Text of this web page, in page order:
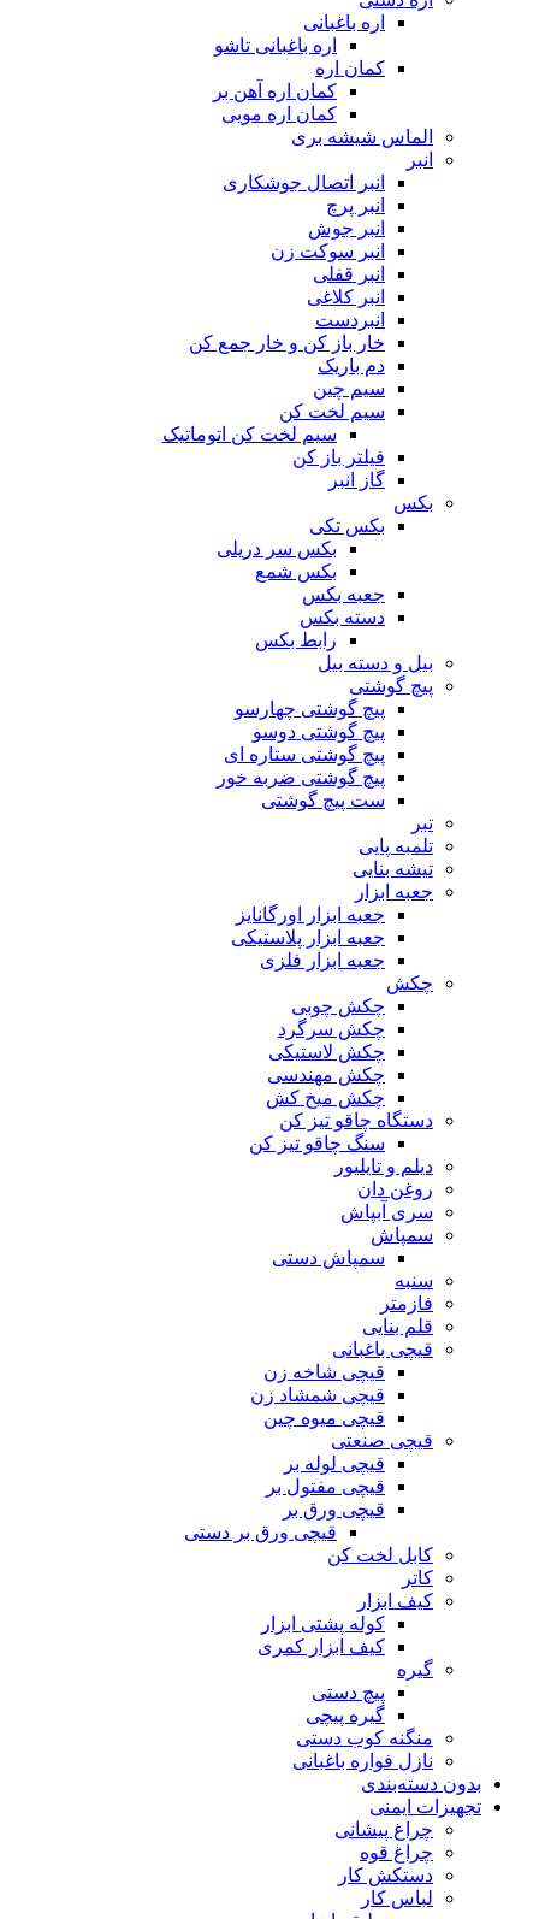
اره باغبانی
اره باغبانی تاشو
کمان اره
کمان اره آهن بر
کمان اره مویی
الماس شیشه بری
انبر
انبر اتصال جوشکاری
انبر پرچ
انبر جوش
انبر سوکت زن
انبر قفلی
انبر کلاغی
انبردست
خار باز کن و خار جمع کن
دم باریک
سیم چین
سیم لخت کن
سیم لخت کن اتوماتیک
فیلتر باز کن
گاز انبر
بکس
بکس تکی
بکس سر دریلی
بکس شمع
جعبه بکس
دسته بکس
رابط بکس
بیل و دسته بیل
پیچ گوشتی
پیچ گوشتی چهارسو
پیچ گوشتی دوسو
پیچ گوشتی ستاره‌ ای
پیچ گوشتی ضربه خور
ست پیچ گوشتی
تبر
تلمبه پایی
تیشه بنایی
جعبه ابزار
جعبه ابزار اورگانایز
جعبه ابزار پلاستیکی
جعبه ابزار فلزی
چکش
چکش چوبی
چکش سرگرد
چکش لاستیکی
چکش مهندسی
چکش میخ کش
دستگاه چاقو تیز کن
سنگ چاقو تیز کن
دیلم و تایلیور
روغن دان
سری آبپاش
سمپاش
سمپاش دستی
سنبه
فازمتر
قلم بنایی
قیچی باغبانی
قیچی شاخه زن
قیچی شمشاد زن
قیچی میوه چین
قیچی صنعتی
قیچی لوله بر
قیچی مفتول بر
قیچی ورق بر
قیچی ورق بر دستی
کابل لخت کن
کاتر
کیف ابزار
کوله پشتی ابزار
کیف ابزار کمری
گیره
پیچ دستی
گیره پیچی
منگنه کوب دستی
نازل فواره باغبانی
بدون دسته‌بندی
تجهیزات ایمنی
چراغ پیشانی
چراغ قوه
دستکش کار
لباس کار